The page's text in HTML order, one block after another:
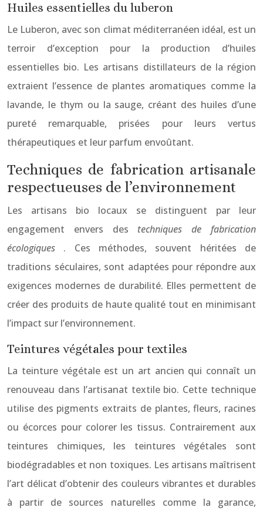
Huiles essentielles du luberon
Le Luberon, avec son climat méditerranéen idéal, est un
terroir d’exception pour la production d’huiles
essentielles bio. Les artisans distillateurs de la région
extraient l’essence de plantes aromatiques comme la
lavande, le thym ou la sauge, créant des huiles d’une
pureté remarquable, prisées pour leurs vertus
thérapeutiques et leur parfum envoûtant.
Techniques de fabrication artisanale
respectueuses de l’environnement
Les artisans bio locaux se distinguent par leur
engagement envers des techniques de fabrication
écologiques . Ces méthodes, souvent héritées de
traditions séculaires, sont adaptées pour répondre aux
exigences modernes de durabilité. Elles permettent de
créer des produits de haute qualité tout en minimisant
l’impact sur l’environnement.
Teintures végétales pour textiles
La teinture végétale est un art ancien qui connaît un
renouveau dans l’artisanat textile bio. Cette technique
utilise des pigments extraits de plantes, fleurs, racines
ou écorces pour colorer les tissus. Contrairement aux
teintures chimiques, les teintures végétales sont
biodégradables et non toxiques. Les artisans maîtrisent
l’art délicat d’obtenir des couleurs vibrantes et durables
à partir de sources naturelles comme la garance,